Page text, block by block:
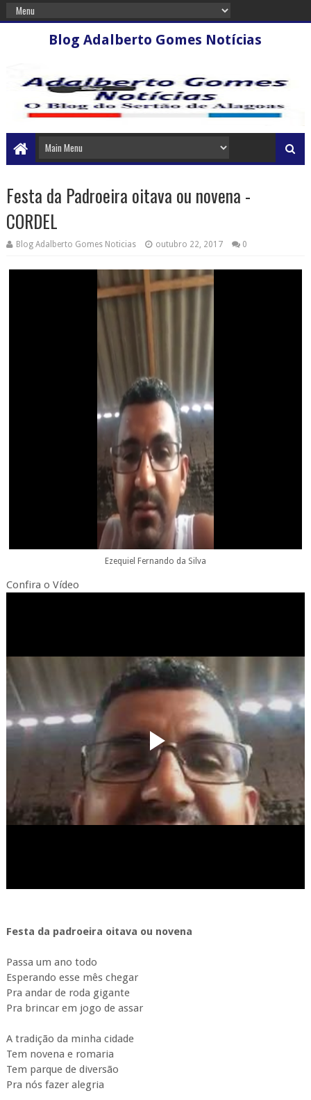
Blog Adalberto Gomes Notícias
Festa da Padroeira oitava ou novena -
CORDEL
Blog Adalberto Gomes Noticias outubro 22, 2017 0
Ezequiel Fernando da Silva
Confira o Vídeo
Festa da padroeira oitava ou novena
Passa um ano todo
Esperando esse mês chegar
Pra andar de roda gigante
Pra brincar em jogo de assar
A tradição da minha cidade
Tem novena e romaria
Tem parque de diversão
Pra nós fazer alegria